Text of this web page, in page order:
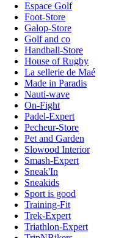
Espace Golf
Foot-Store
Galop-Store
Golf and co
Handball-Store
House of Rugby
La sellerie de Maé
Made in Paradis
Nauti-wave
On-Fight
Padel-Expert
Pecheur-Store
Pet and Garden
Slowood Interior
Smash-Expert
Sneak'In
Sneakids
Sport is good
Training-Fit
Trek-Expert
Triathlon-Expert